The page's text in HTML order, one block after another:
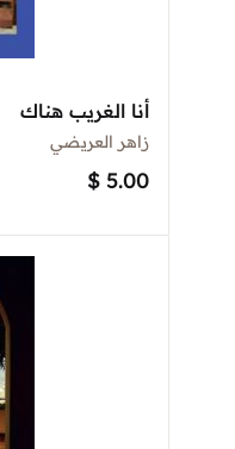
أنا الغريب هناك
زاهر العريضي
$ 5.00